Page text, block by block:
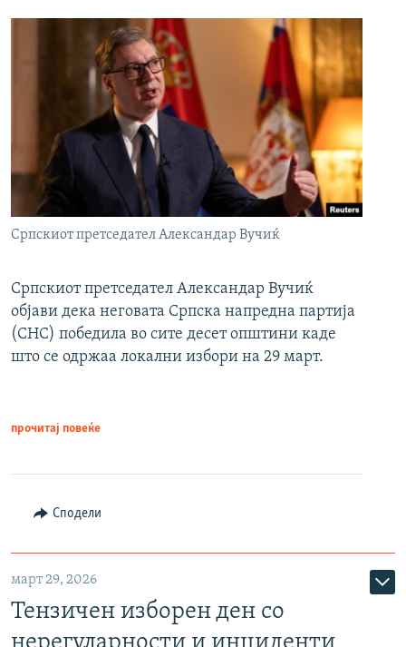
Српскиот претседател Александар Вучиќ
Српскиот претседател Александар Вучиќ
објави дека неговата Српска напредна партија
(СНС) победила во сите десет општини каде
што се одржаа локални избори на 29 март.
прочитај повеќе
Сподели
март 29, 2026
Тензичен изборен ден со